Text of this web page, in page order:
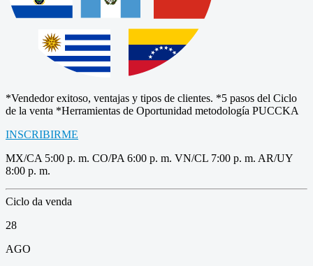
*Vendedor exitoso, ventajas y tipos de clientes. *5 pasos del Ciclo
de la venta *Herramientas de Oportunidad metodología PUCCKA
INSCRIBIRME
MX/CA 5:00 p. m. CO/PA 6:00 p. m. VN/CL 7:00 p. m. AR/UY
8:00 p. m.
Ciclo da venda
28
AGO